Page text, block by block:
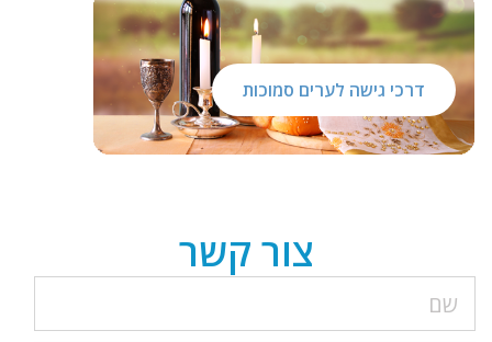
דרכי גישה לערים סמוכות
צור קשר